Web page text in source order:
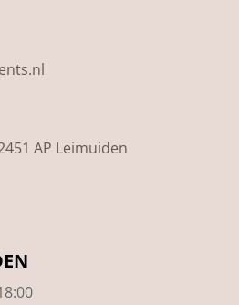
AP Leimuiden